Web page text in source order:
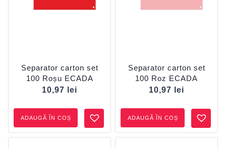
Separator carton set
100 Roșu ECADA
10,97
lei
ADAUGĂ ÎN COȘ
Separator carton set
100 Roz ECADA
10,97
lei
ADAUGĂ ÎN COȘ